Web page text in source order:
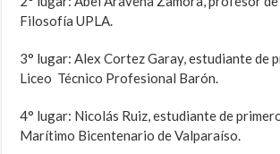
Filosofía UPLA.
3° lugar: Alex Cortez Garay, estudiante de
Liceo Técnico Profesional Barón.
4° lugar: Nicolás Ruiz, estudiante de
Marítimo Bicentenario de Valparaíso.